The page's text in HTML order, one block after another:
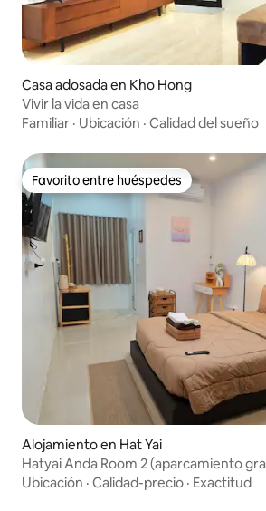
Casa adosada en Kho Hong
Vivir la vida en casa
Familiar · Ubicación · Calidad del sueño
Favorito entre huéspedes
Favorito entre huéspedes
Alojamiento en Hat Yai
Hatyai Anda Room 2 (aparcamiento
centro comercial Le Garden)
Ubicación · Calidad-precio · Exactitud